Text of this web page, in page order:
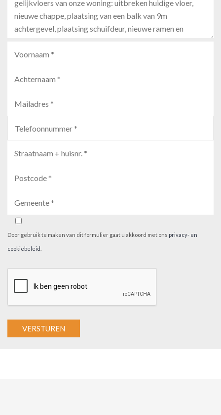
Door gebruik te maken van dit formulier gaat u akkoord met ons privacy- en
cookiebeleid